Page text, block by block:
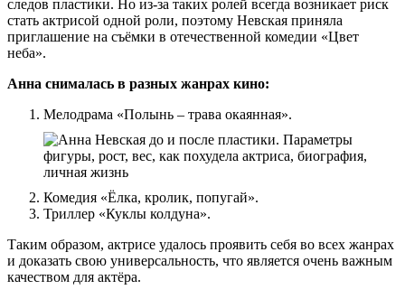
следов пластики. Но из-за таких ролей всегда возникает риск
стать актрисой одной роли, поэтому Невская приняла
приглашение на съёмки в отечественной комедии «Цвет
неба».
Анна снималась в разных жанрах кино:
Мелодрама «Полынь – трава окаянная».
Комедия «Ёлка, кролик, попугай».
Триллер «Куклы колдуна».
Таким образом, актрисе удалось проявить себя во всех жанрах
и доказать свою универсальность, что является очень важным
качеством для актёра.